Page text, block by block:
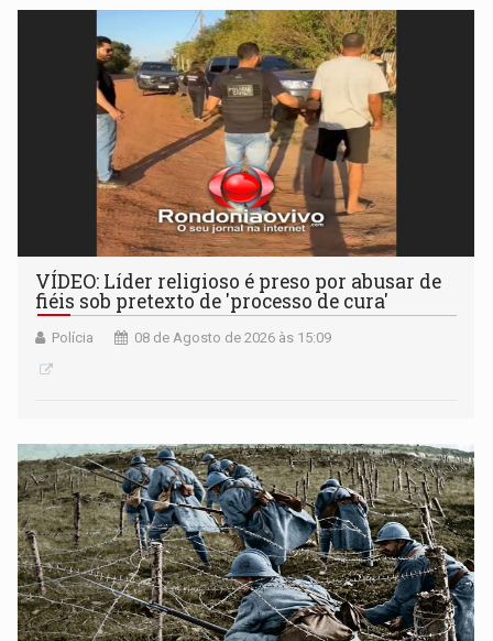
VÍDEO: Líder religioso é preso por abusar de
fiéis sob pretexto de 'processo de cura'
Polícia 08 de Agosto de 2026 às 15:09